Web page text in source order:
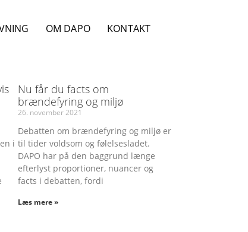
OM DAPO KONTAKT
i
Nu får du facts om
brændefyring og miljø
26. november 2021
Debatten om brændefyring og miljø er
til tider voldsom og følelsesladet.
DAPO har på den baggrund længe
efterlyst proportioner, nuancer og
facts i debatten, fordi
Læs mere »